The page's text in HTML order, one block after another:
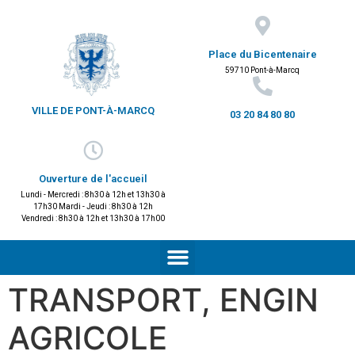
VILLE DE PONT-À-MARCQ
Place du Bicentenaire
59710 Pont-à-Marcq
03 20 84 80 80
Ouverture de l'accueil
Lundi - Mercredi : 8h30 à 12h et 13h30 à
17h30 Mardi - Jeudi : 8h30 à 12h
Vendredi : 8h30 à 12h et 13h30 à 17h00
TRANSPORT, ENGIN
AGRICOLE